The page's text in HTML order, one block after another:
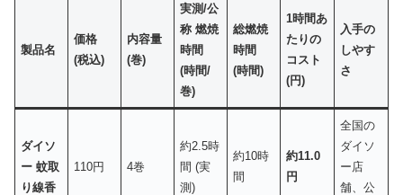
製品名
価格
(税込)
内容量
(巻)
実測/公
称 燃焼
時間
(時間/
巻)
総燃焼
時間
(時間)
1時間あ
たりの
コスト
(円)
入手の
しやす
さ
ダイソ
ー 蚊取
り線香
110円 4巻
約2.5時
間 (実
測)
約10時
間
約11.0
円
全国の
ダイソ
ー店
舗、公